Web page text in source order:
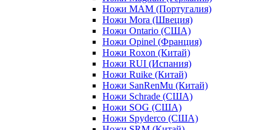
Ножи MAM (Португалия)
Ножи Mora (Швеция)
Ножи Ontario (США)
Ножи Opinel (Франция)
Ножи Roxon (Китай)
Ножи RUI (Испания)
Ножи Ruike (Китай)
Ножи SanRenMu (Китай)
Ножи Schrade (США)
Ножи SOG (США)
Ножи Spyderco (США)